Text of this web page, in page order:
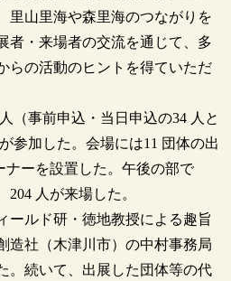
里山里海や森里海のつながりを
者・来場者の交流を通じて、多
らの活動のヒントを得ていただ
（事前申込・当日申込の34 人と
参加した。会場には11 団体の出
ナーを設置した。午後の部で
人が来場した。
ルド研・徳地教授による趣旨
造社（木津川市）の中村事務局
。続いて、出展した団体等の代